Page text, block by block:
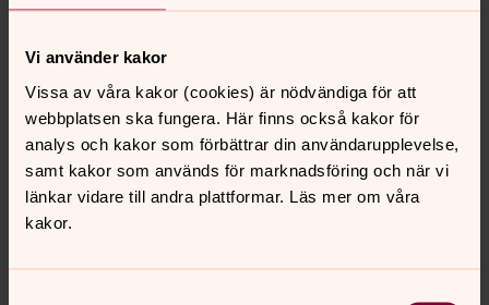
Vi använder kakor
Vissa av våra kakor (cookies) är nödvändiga för att
webbplatsen ska fungera. Här finns också kakor för
analys och kakor som förbättrar din användarupplevelse,
samt kakor som används för marknadsföring och när vi
länkar vidare till andra plattformar. Läs mer om våra
kakor.
församling
Här berättar vi om varför vi har personuppgifter och
vilket syfte vi har med dem. Varför vi behöver dem och
när vi gallrar.
Senast ändrad 9 januari 2026
Synpunkter eller frågor på sidans